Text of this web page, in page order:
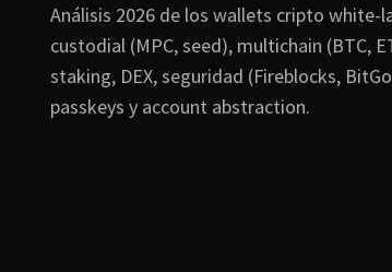
Análisis 2026 de los wallets cripto white-
custodial (MPC, seed), multichain (BTC,
staking, DEX, seguridad (Fireblocks,
passkeys y account abstraction.